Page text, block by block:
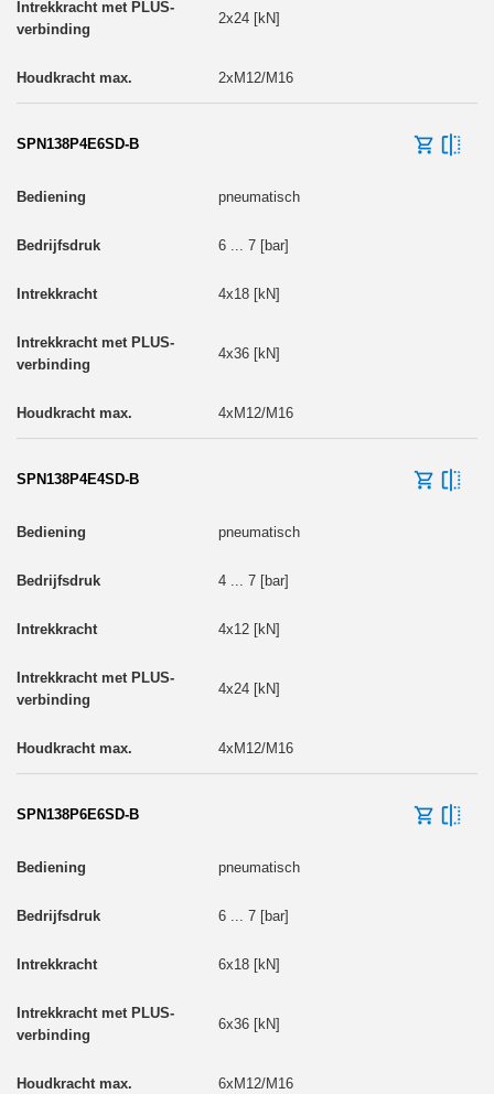
2x24 [kN]
2xM12/M16
SPN138P4E6SD-B
pneumatisch
6 ... 7 [bar]
4x18 [kN]
4x36 [kN]
4xM12/M16
SPN138P4E4SD-B
pneumatisch
4 ... 7 [bar]
4x12 [kN]
4x24 [kN]
4xM12/M16
SPN138P6E6SD-B
pneumatisch
6 ... 7 [bar]
6x18 [kN]
6x36 [kN]
6xM12/M16